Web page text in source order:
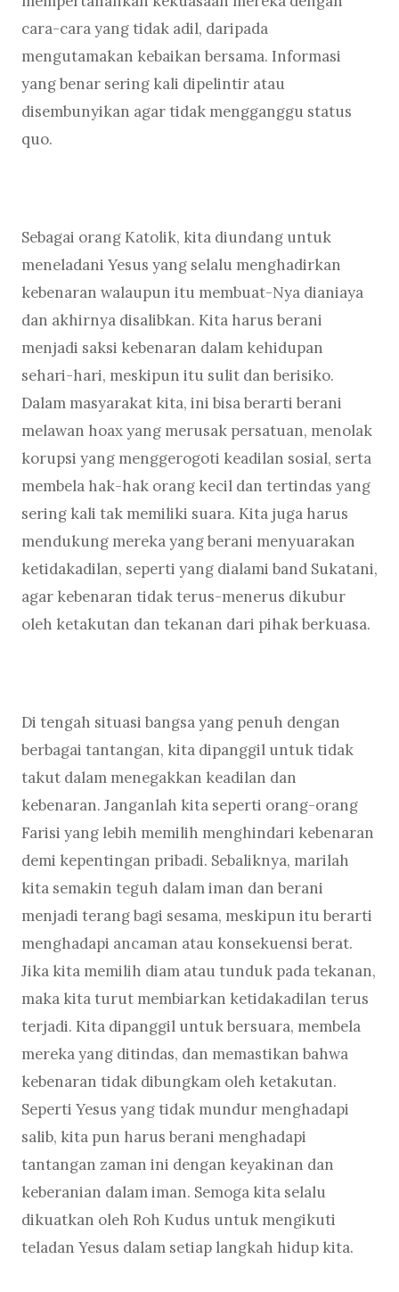
cara-cara yang tidak adil, daripada
mengutamakan kebaikan bersama. Informasi
yang benar sering kali dipelintir atau
disembunyikan agar tidak mengganggu status
quo.
Sebagai orang Katolik, kita diundang untuk
meneladani Yesus yang selalu menghadirkan
kebenaran walaupun itu membuat-Nya dianiaya
dan akhirnya disalibkan. Kita harus berani
menjadi saksi kebenaran dalam kehidupan
sehari-hari, meskipun itu sulit dan berisiko.
Dalam masyarakat kita, ini bisa berarti berani
melawan hoax yang merusak persatuan, menolak
korupsi yang menggerogoti keadilan sosial, serta
membela hak-hak orang kecil dan tertindas yang
sering kali tak memiliki suara. Kita juga harus
mendukung mereka yang berani menyuarakan
ketidakadilan, seperti yang dialami band Sukatani,
agar kebenaran tidak terus-menerus dikubur
oleh ketakutan dan tekanan dari pihak berkuasa.
Di tengah situasi bangsa yang penuh dengan
berbagai tantangan, kita dipanggil untuk tidak
takut dalam menegakkan keadilan dan
kebenaran. Janganlah kita seperti orang-orang
Farisi yang lebih memilih menghindari kebenaran
demi kepentingan pribadi. Sebaliknya, marilah
kita semakin teguh dalam iman dan berani
menjadi terang bagi sesama, meskipun itu berarti
menghadapi ancaman atau konsekuensi berat.
Jika kita memilih diam atau tunduk pada tekanan,
maka kita turut membiarkan ketidakadilan terus
terjadi. Kita dipanggil untuk bersuara, membela
mereka yang ditindas, dan memastikan bahwa
kebenaran tidak dibungkam oleh ketakutan.
Seperti Yesus yang tidak mundur menghadapi
salib, kita pun harus berani menghadapi
tantangan zaman ini dengan keyakinan dan
keberanian dalam iman. Semoga kita selalu
dikuatkan oleh Roh Kudus untuk mengikuti
teladan Yesus dalam setiap langkah hidup kita.